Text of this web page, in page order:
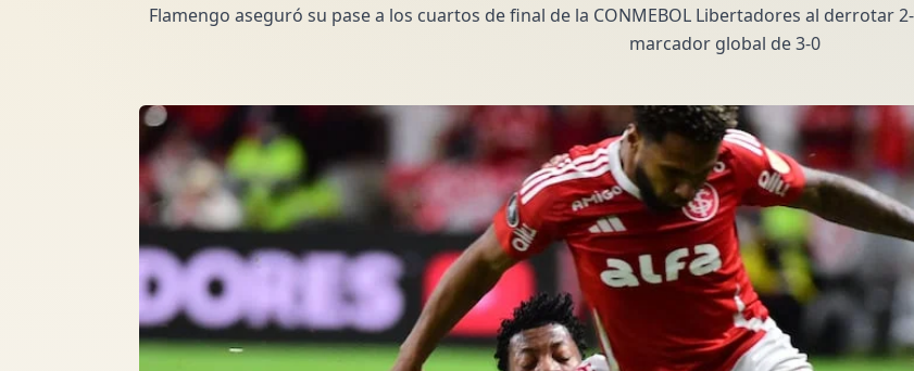
Flamengo aseguró su pase a los cuartos de final de la CONMEBOL Libertadores al derrotar
marcador global de 3-0